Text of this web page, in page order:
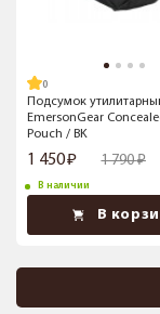
Подсумок
EmersonGear
Pouch / BK
1 450 1 790
В наличии
В